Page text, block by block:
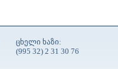
ცხელი ხაზი:
(995 32) 2 31 30 76